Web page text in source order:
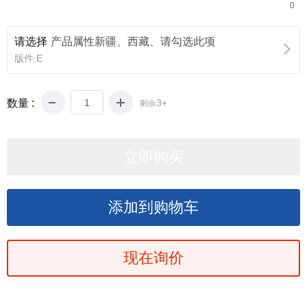
0
请选择 产品属性新疆、西藏、请勾选此项
版件:E
数量 : 剩余3+
现在询价